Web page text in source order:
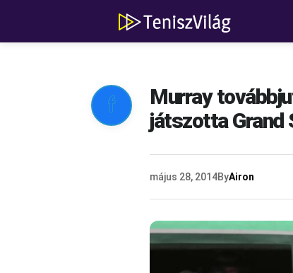

Murray
játszotta Grand
május 28, 2014ByAiron